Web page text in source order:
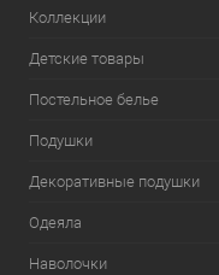
Коллекции
Детские товары
Постельное белье
Подушки
Декоративные подушки
Одеяла
Наволочки